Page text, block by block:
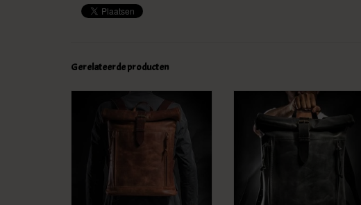
Gerelateerde producten